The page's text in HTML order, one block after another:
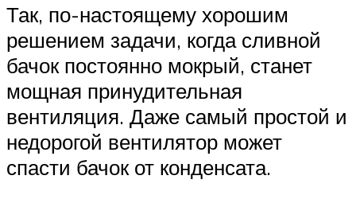
Так, по-настоящему хорошим
решением задачи, когда сливной
бачок постоянно мокрый, станет
мощная принудительная
вентиляция. Даже самый простой и
недорогой вентилятор может
спасти бачок от конденсата.